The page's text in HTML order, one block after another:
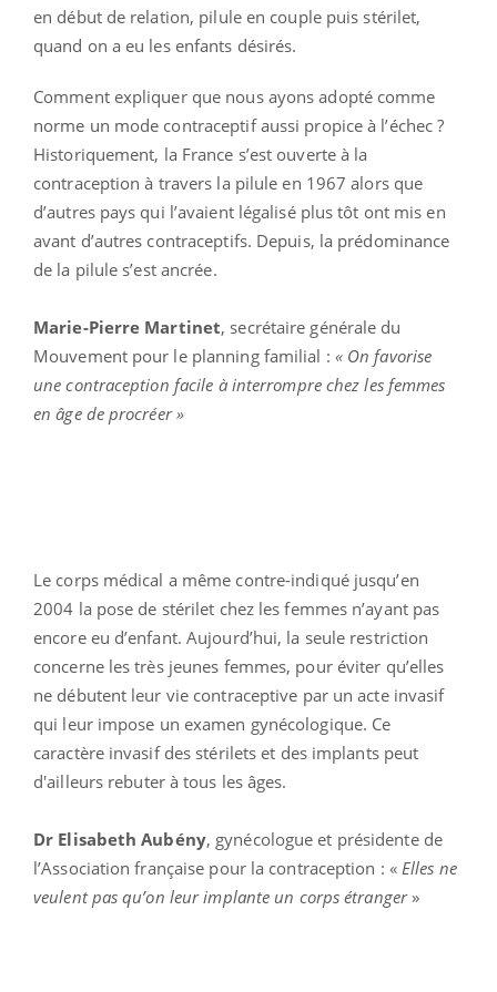
en début de relation, pilule en couple puis stérilet,
quand on a eu les enfants désirés.
Comment expliquer que nous ayons adopté comme
norme un mode contraceptif aussi propice à l’échec ?
Historiquement, la France s’est ouverte à la
contraception à travers la pilule en 1967 alors que
d’autres pays qui l’avaient légalisé plus tôt ont mis en
avant d’autres contraceptifs. Depuis, la prédominance
de la pilule s’est ancrée.
Marie-Pierre Martinet, secrétaire générale du
Mouvement pour le planning familial : « On favorise
une contraception facile à interrompre chez les femmes
en âge de procréer »
Le corps médical a même contre-indiqué jusqu’en
2004 la pose de stérilet chez les femmes n’ayant pas
encore eu d’enfant. Aujourd’hui, la seule restriction
concerne les très jeunes femmes, pour éviter qu’elles
ne débutent leur vie contraceptive par un acte invasif
qui leur impose un examen gynécologique. Ce
caractère invasif des stérilets et des implants peut
d'ailleurs rebuter à tous les âges.
Dr Elisabeth Aubény, gynécologue et présidente de
l’Association française pour la contraception : « Elles ne
veulent pas qu’on leur implante un corps étranger»